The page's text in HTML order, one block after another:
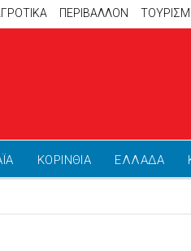
ΠΕΡΙΒΑΛΛΟΝ
ΚΟΡΙΝΘΙΑ ΕΛΛΑΔΑ